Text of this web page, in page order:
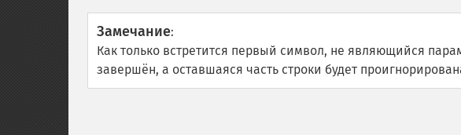
Замечание:
Как только встретится первый символ, не являющийся
завершён, а оставшаяся часть строки будет